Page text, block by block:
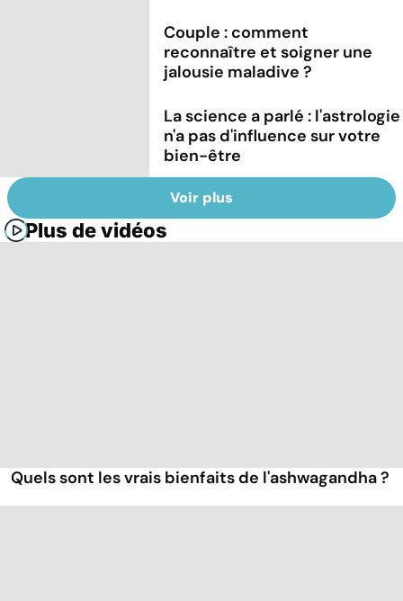
Couple : comment
reconnaître et soigner une
jalousie maladive ?
La science a parlé : l'astrologie
n'a pas d'influence sur votre
bien-être
Voir plus
Plus de vidéos
Quels sont les vrais bienfaits de l'ashwagandha ?